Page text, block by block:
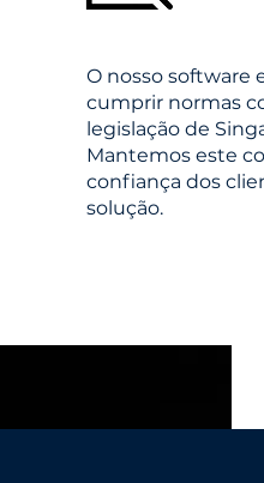
O nosso software
cumprir normas
legislação de
Mantemos este
confiança dos
solução.